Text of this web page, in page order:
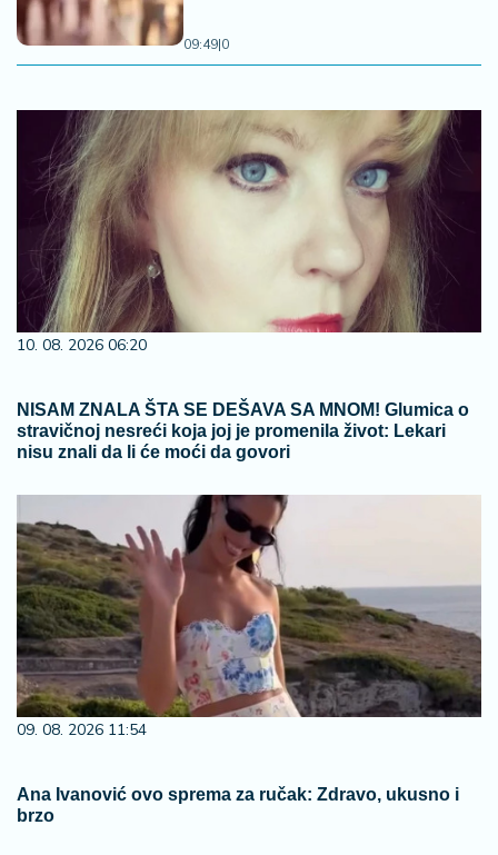
09:49|0
10. 08. 2026 06:20
NISAM ZNALA ŠTA SE DEŠAVA SA MNOM! Glumica o
stravičnoj nesreći koja joj je promenila život: Lekari
nisu znali da li će moći da govori
09. 08. 2026 11:54
Ana Ivanović ovo sprema za ručak: Zdravo, ukusno i
brzo